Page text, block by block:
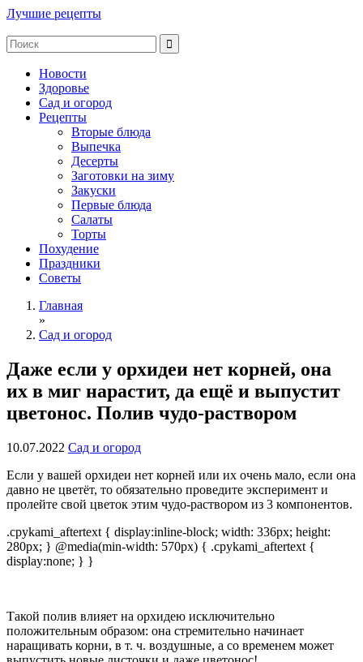
Лучшие рецепты
Новости
Здоровье
Сад и огород
Рецепты
Вторые блюда
Выпечка
Десерты
Заготовки на зиму
Закуски
Первые блюда
Салаты
Торты
Похудение
Праздники
Советы
Главная
»
Сад и огород
Даже если у орхидеи нет корней, она
их в миг нарастит, да ещё и выпустит
цветонос. Полив чудо-раствором
10.07.2022 Сад и огород
Если у вашей орхидеи нет корней или их очень мало, если она
давно не цветёт, то обязательно проведите эксперимент и
пролейте свой цветок этим чудо-раствором из 3 компонентов.
.cpykami_aftertext { display:inline-block; width: 336px; height:
280px; } @media(min-width: 570px) { .cpykami_aftertext {
display:none; } }
Такой полив влияет на орхидею исключительно
положительным образом: она стремительно начинает
наращивать корни, в т. ч. воздушные, а со временем может